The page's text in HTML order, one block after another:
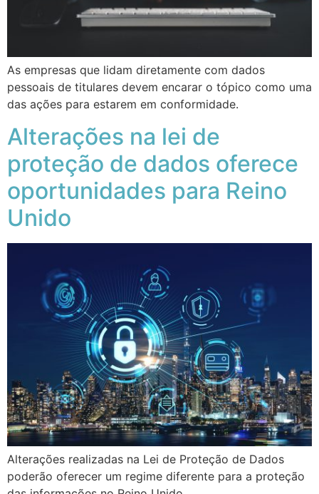
As empresas que lidam diretamente com dados
pessoais de titulares devem encarar o tópico como uma
das ações para estarem em conformidade.
Alterações na lei de
proteção de dados oferece
oportunidades para Reino
Unido
Alterações realizadas na Lei de Proteção de Dados
poderão oferecer um regime diferente para a proteção